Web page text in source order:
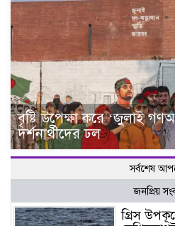
বৃষ্টি উপেক্ষা করে ‘জুলাই
দর্শনার্থীদের ঢল
সর্বশেষ
জনপ্রিয়
গ্রিস